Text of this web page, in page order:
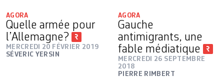
AGORA
Quelle armée pour
l’Allemagne?
MERCREDI 20 FÉVRIER 2019
SÉVERIC YERSIN
AGORA
Gauche
antimigrants, une
fable médiatique
MERCREDI 26 SEPTEMBRE
2018
PIERRE RIMBERT